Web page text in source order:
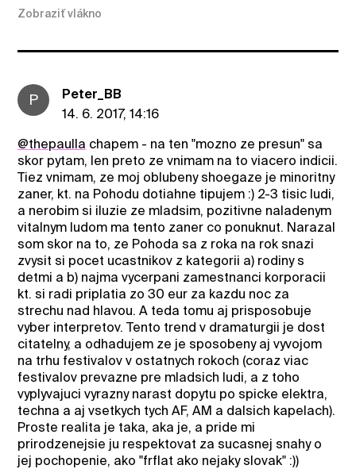
Zobraziť vlákno
P
Peter_BB
14. 6. 2017, 14:16
@thepaulla chapem - na ten "mozno ze presun" sa
skor pytam, len preto ze vnimam na to viacero indicii.
Tiez vnimam, ze moj oblubeny shoegaze je minoritny
zaner, kt. na Pohodu dotiahne tipujem :) 2-3 tisic ludi,
a nerobim si iluzie ze mladsim, pozitivne naladenym
vitalnym ludom ma tento zaner co ponuknut. Narazal
som skor na to, ze Pohoda sa z roka na rok snazi
zvysit si pocet ucastnikov z kategorii a) rodiny s
detmi a b) najma vycerpani zamestnanci korporacii
kt. si radi priplatia zo 30 eur za kazdu noc za
strechu nad hlavou. A teda tomu aj prisposobuje
vyber interpretov. Tento trend v dramaturgii je dost
citatelny, a odhadujem ze je sposobeny aj vyvojom
na trhu festivalov v ostatnych rokoch (coraz viac
festivalov prevazne pre mladsich ludi, a z toho
vyplyvajuci vyrazny narast dopytu po spicke elektra,
techna a aj vsetkych tych AF, AM a dalsich kapelach).
Proste realita je taka, aka je, a pride mi
prirodzenejsie ju respektovat za sucasnej snahy o
jej pochopenie, ako "frflat ako nejaky slovak" :))